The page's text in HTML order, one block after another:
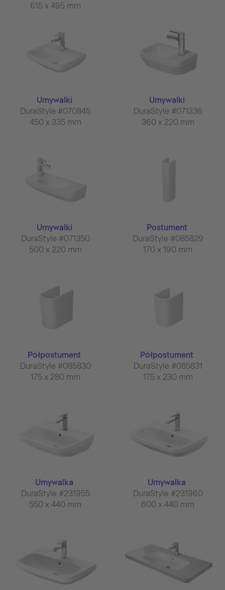
615 x 495 mm
Umywalki
DuraStyle #070845
450 x 335 mm
Umywalki
DuraStyle #071336
360 x 220 mm
Umywalki
DuraStyle #071350
500 x 220 mm
Postument
DuraStyle #085829
170 x 190 mm
Półpostument
DuraStyle #085830
175 x 280 mm
Półpostument
DuraStyle #085831
175 x 230 mm
Umywalka
DuraStyle #231955
550 x 440 mm
Umywalka
DuraStyle #231960
600 x 440 mm